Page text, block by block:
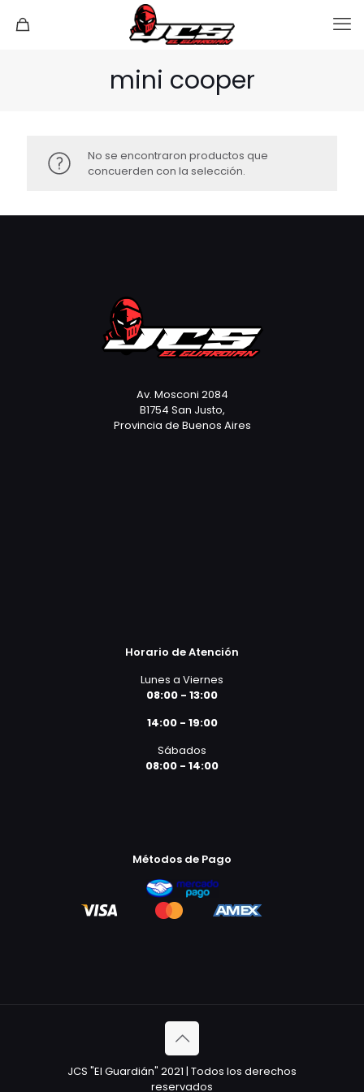
mini cooper
No se encontraron productos que
concuerden con la selección.
Av. Mosconi 2084
B1754 San Justo,
Provincia de Buenos Aires
Horario de Atención
Lunes a Viernes
08:00 - 13:00
14:00 - 19:00
Sábados
08:00 - 14:00
Métodos de Pago
JCS "El Guardián" 2021 | Todos los derechos
reservados